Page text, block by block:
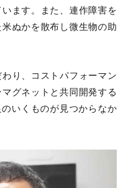
ます。また、連作障害を
ぬかを散布し微生物の助
り、コストパフォーマン
グネットと共同開発する
いくものが見つからなか